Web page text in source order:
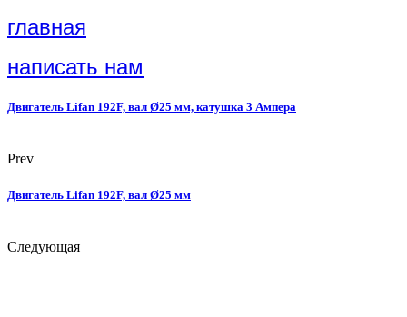
главная
написать нам
Двигатель Lifan 192F, вал Ø25 мм, катушка 3 Ампера
Prev
Двигатель Lifan 192F, вал Ø25 мм
Следующая